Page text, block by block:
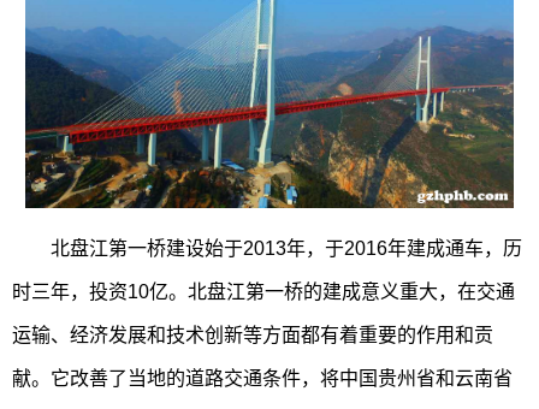
北盘江第一桥建设始于2013年，于2016年建成通车，历
时三年，投资10亿。北盘江第一桥的建成意义重大，在交通
运输、经济发展和技术创新等方面都有着重要的作用和贡
献。它改善了当地的道路交通条件，将中国贵州省和云南省